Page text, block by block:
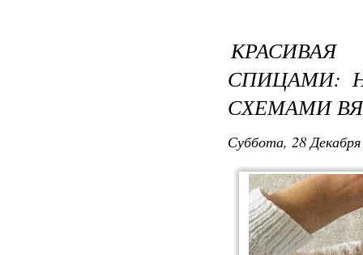
СПИЦАМИ:
СХЕМАМИ
Суббота, 28